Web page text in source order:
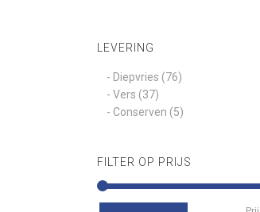
LEVERING
- Diepvries (76)
- Vers (37)
- Conserven (5)
FILTER OP PRIJS